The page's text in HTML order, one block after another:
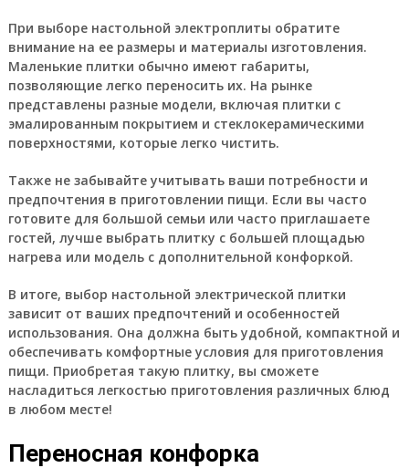
При выборе настольной электроплиты обратите
внимание на ее размеры и материалы изготовления.
Маленькие плитки обычно имеют габариты,
позволяющие легко переносить их. На рынке
представлены разные модели, включая плитки с
эмалированным покрытием и стеклокерамическими
поверхностями, которые легко чистить.
Также не забывайте учитывать ваши потребности и
предпочтения в приготовлении пищи. Если вы часто
готовите для большой семьи или часто приглашаете
гостей, лучше выбрать плитку с большей площадью
нагрева или модель с дополнительной конфоркой.
В итоге, выбор настольной электрической плитки
зависит от ваших предпочтений и особенностей
использования. Она должна быть удобной, компактной и
обеспечивать комфортные условия для приготовления
пищи. Приобретая такую плитку, вы сможете
насладиться легкостью приготовления различных блюд
в любом месте!
Переносная конфорка